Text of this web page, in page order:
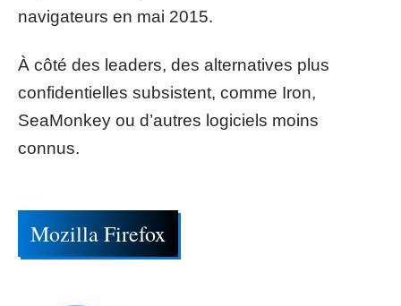
navigateurs en mai 2015.
À côté des leaders, des alternatives plus
confidentielles subsistent, comme Iron,
SeaMonkey ou d’autres logiciels moins
connus.
Mozilla Firefox